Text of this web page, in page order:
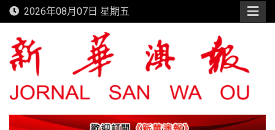
Skip
to
content
2026年08月07日 星期五
新華澳報